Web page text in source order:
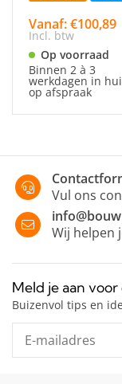
Vanaf: €100,89
Incl. btw
Op voorraad
Binnen 2 à 3
werkdagen in
op afspraak
Vul ons
Wij helpen
Meld je aan
Buizenvol tips en